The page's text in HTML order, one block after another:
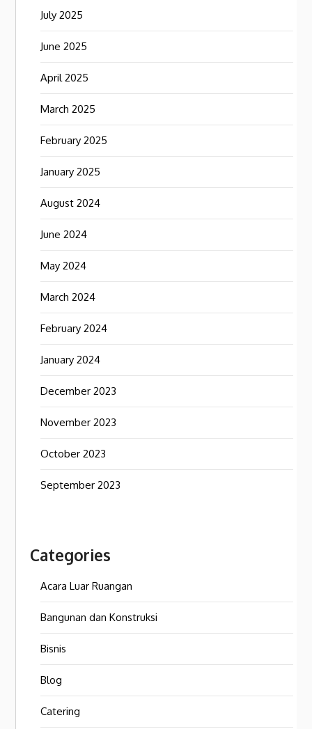
July 2025
June 2025
April 2025
March 2025
February 2025
January 2025
August 2024
June 2024
May 2024
March 2024
February 2024
January 2024
December 2023
November 2023
October 2023
September 2023
Categories
Acara Luar Ruangan
Bangunan dan Konstruksi
Bisnis
Blog
Catering